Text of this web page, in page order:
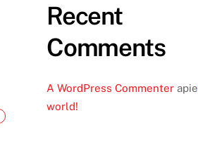
Recent
Comments
A WordPress Commenterapie
world!